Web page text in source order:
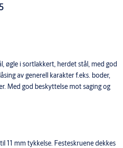
øgle i sortlakkert, herdet stål, med god
av generell karakter f.eks. boder,
Med god beskyttelse mot saging og
11 mm tykkelse. Festeskruene dekkes